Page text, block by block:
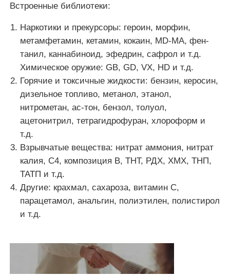
Продукты
VR - шоу
О нас
Путешествие фабрики
Проверка качества
Свяжитесь мы
Новости
Спросите цитату
Встроенные библиотеки:
Наркотики и прекурсоры: героин, морфин,
метамфетамин, кетамин, кокаин, MD-MA, фен-
танил, каннабиноид, эфедрин, сафрол и т.д.
Химическое оружие: GB, GD, VX, HD и т.д.
Горячие и токсичные жидкости: бензин, керосин,
дизельное топливо, метанол, этанол,
нитрометан, ас-тон, бензол, толуол,
ацетонитрил, тетрагидрофуран, хлороформ и
т.д.
Взрывчатые вещества: нитрат аммония, нитрат
калия, С4, композиция В, ТНТ, РДХ, ХМХ, ТНП,
ТАТП и т.д.
Другие: крахмал, сахароза, витамин С,
парацетамол, анальгин, полиэтилен, полистирол
и т.д.